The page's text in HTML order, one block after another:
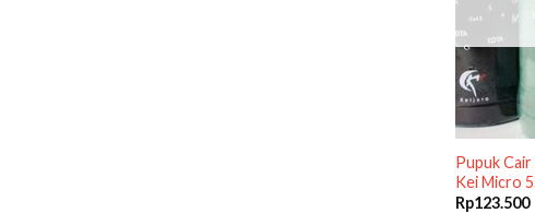
Pupuk
Kei Micro
Rp123.500